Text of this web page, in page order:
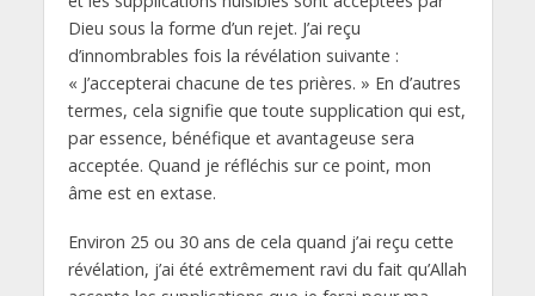
Dieu sous la forme d’un rejet. J’ai reçu
d’innombrables fois la révélation suivante :
« J’accepterai chacune de tes prières. » En d’autres
termes, cela signifie que toute supplication qui est,
par essence, bénéfique et avantageuse sera
acceptée. Quand je réfléchis sur ce point, mon
âme est en extase.
Environ 25 ou 30 ans de cela quand j’ai reçu cette
révélation, j’ai été extrêmement ravi du fait qu’Allah